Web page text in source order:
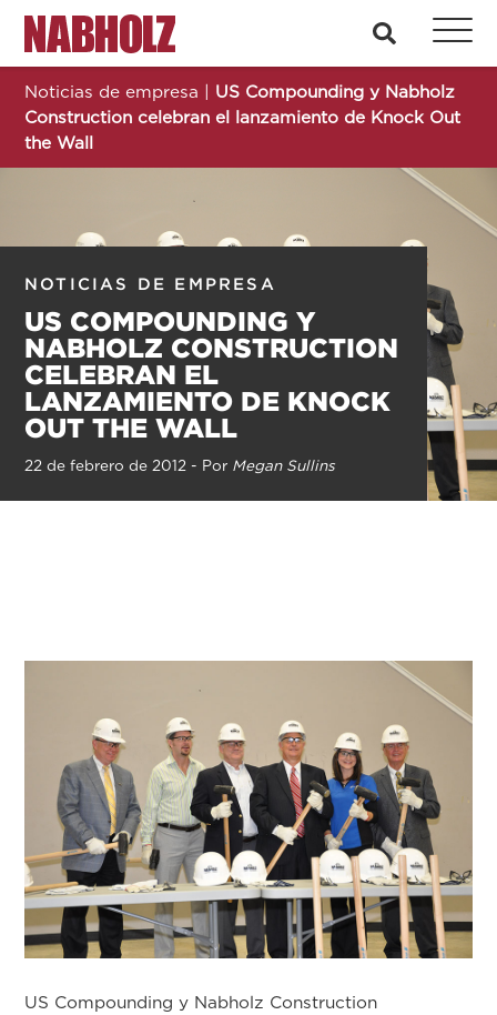
Nabholz Construction Corporation busque en
Noticias de empresa | US Compounding y Nabholz
Construction celebran el lanzamiento de Knock Out
the Wall
NOTICIAS DE EMPRESA
US COMPOUNDING Y
NABHOLZ CONSTRUCTION
CELEBRAN EL
LANZAMIENTO DE KNOCK
OUT THE WALL
22 de febrero de 2012 - Por Megan Sullins
US Compounding y Nabholz Construction